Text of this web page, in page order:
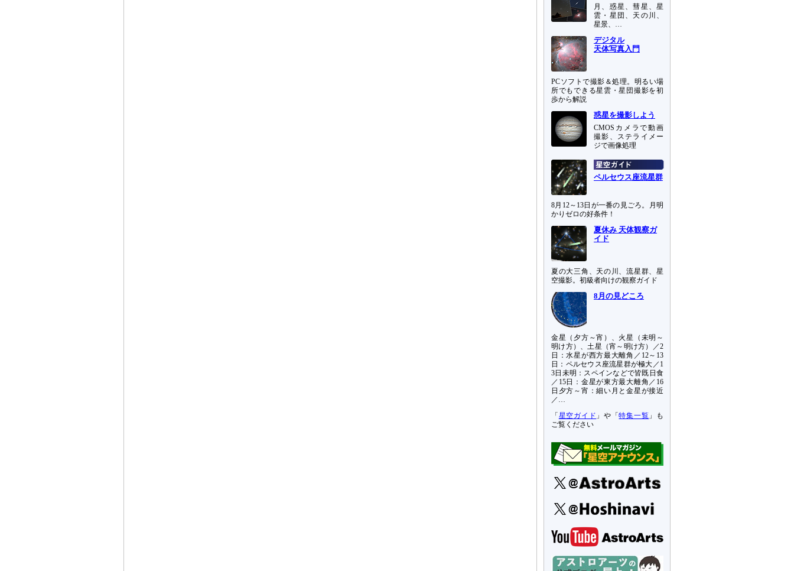
月、惑星、彗星、星
雲・星団、天の川、
星景、…
デジタル
天体写真入門
PCソフトで撮影＆処理。明るい場
所でもできる星雲・星団撮影を初
歩から解説
惑星を撮影しよう
CMOSカメラで動画
撮影、ステライメー
ジで画像処理
ペルセウス座流星群
8月12～13日が一番の見ごろ。月明
かりゼロの好条件！
夏休み 天体観察ガ
イド
夏の大三角、天の川、流星群、星
空撮影。初級者向けの観察ガイド
8月の見どころ
金星（夕方～宵）、火星（未明～
明け方）、土星（宵～明け方）／2
日：水星が西方最大離角／12～13
日：ペルセウス座流星群が極大／1
3日未明：スペインなどで皆既日食
／15日：金星が東方最大離角／16
日夕方～宵：細い月と金星が接近
／…
「 星空ガイド 」や「特集一覧 」も
ご覧ください